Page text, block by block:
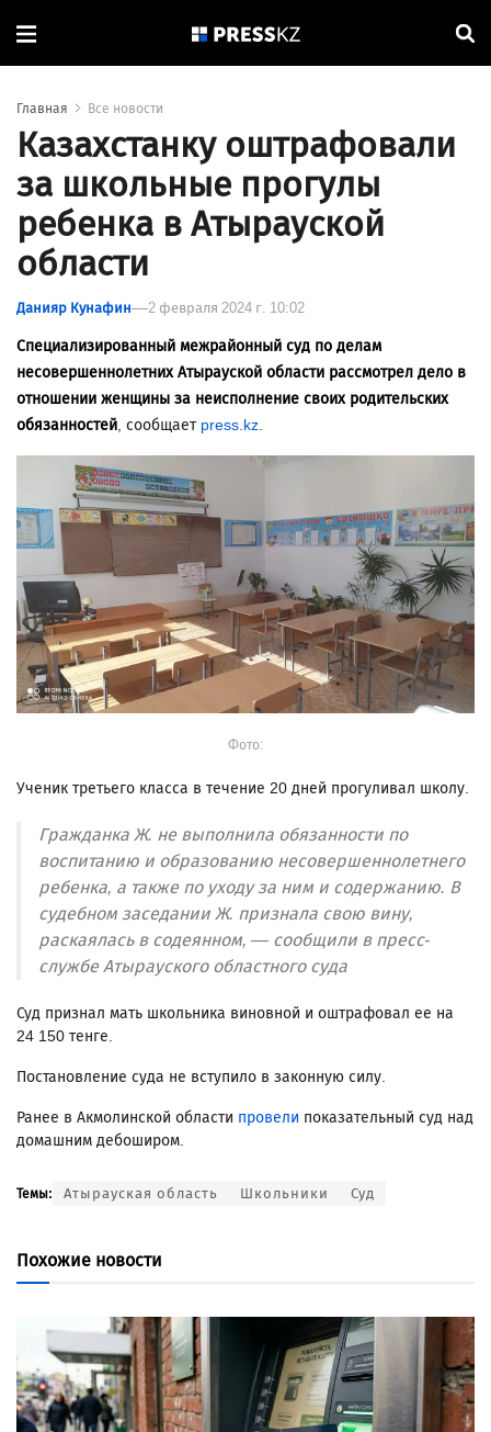
Главная Все новости
Казахстанку оштрафовали
за школьные прогулы
ребенка в Атырауской
области
Данияр Кунафин 2 февраля 2024 г. 10:02
Специализированный межрайонный суд по делам
несовершеннолетних Атырауской области рассмотрел дело в
отношении женщины за неисполнение своих родительских
обязанностей, сообщает press.kz.
Фото:
Ученик третьего класса в течение 20 дней прогуливал школу.
Гражданка Ж. не выполнила обязанности по
воспитанию и образованию несовершеннолетнего
ребенка, а также по уходу за ним и содержанию. В
судебном заседании Ж. признала свою вину,
раскаялась в содеянном, — сообщили в пресс-
службе Атырауского областного суда
Суд признал мать школьника виновной и оштрафовал ее на
24 150 тенге.
Постановление суда не вступило в законную силу.
Ранее в Акмолинской области провели показательный суд над
домашним дебоширом.
Темы: Атырауская область Школьники Суд
Похожие новости